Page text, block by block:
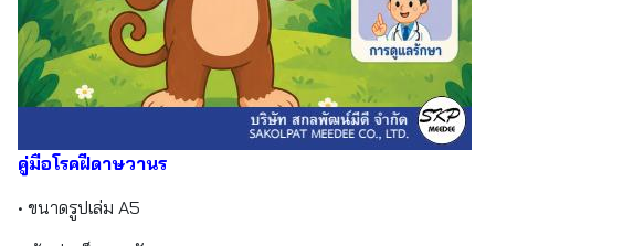
คู่มือโรคฝีดาษวานร
• ขนาดรูปเล่ม A5